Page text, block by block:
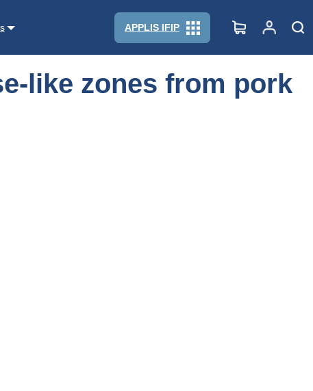
APPLIS IFIP
like zones from pork